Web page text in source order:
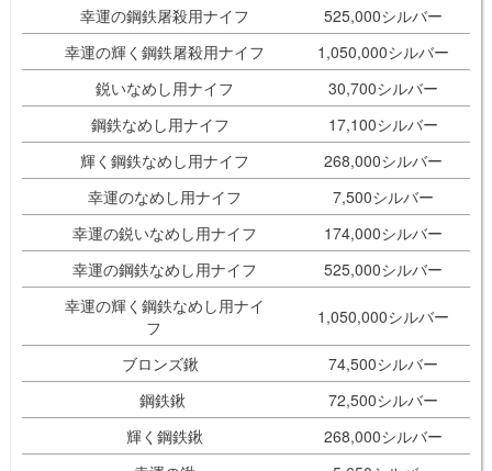
幸運の鋼鉄屠殺用ナイフ
525,000シルバー
幸運の輝く鋼鉄屠殺用ナイフ
1,050,000シルバー
鋭いなめし用ナイフ
30,700シルバー
鋼鉄なめし用ナイフ
17,100シルバー
輝く鋼鉄なめし用ナイフ
268,000シルバー
幸運のなめし用ナイフ
7,500シルバー
幸運の鋭いなめし用ナイフ
174,000シルバー
幸運の鋼鉄なめし用ナイフ
525,000シルバー
幸運の輝く鋼鉄なめし用ナイ
フ
1,050,000シルバー
ブロンズ鍬
74,500シルバー
鋼鉄鍬
72,500シルバー
輝く鋼鉄鍬
268,000シルバー